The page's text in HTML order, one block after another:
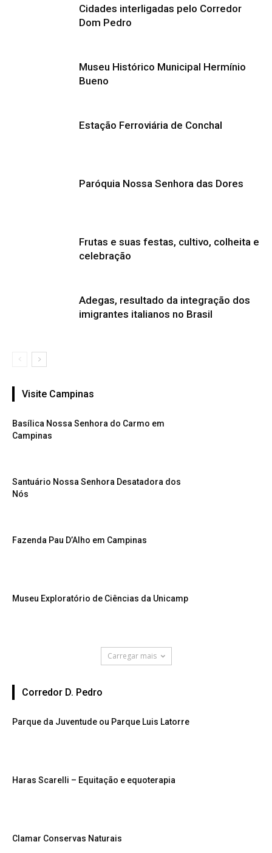
Cidades interligadas pelo Corredor
Dom Pedro
Museu Histórico Municipal Hermínio
Bueno
Estação Ferroviária de Conchal
Paróquia Nossa Senhora das Dores
Frutas e suas festas, cultivo, colheita e
celebração
Adegas, resultado da integração dos
imigrantes italianos no Brasil
Visite Campinas
Basílica Nossa Senhora do Carmo em
Campinas
Santuário Nossa Senhora Desatadora dos
Nós
Fazenda Pau D’Alho em Campinas
Museu Exploratório de Ciências da Unicamp
Carregar mais
Corredor D. Pedro
Parque da Juventude ou Parque Luis Latorre
Haras Scarelli – Equitação e equoterapia
Clamar Conservas Naturais